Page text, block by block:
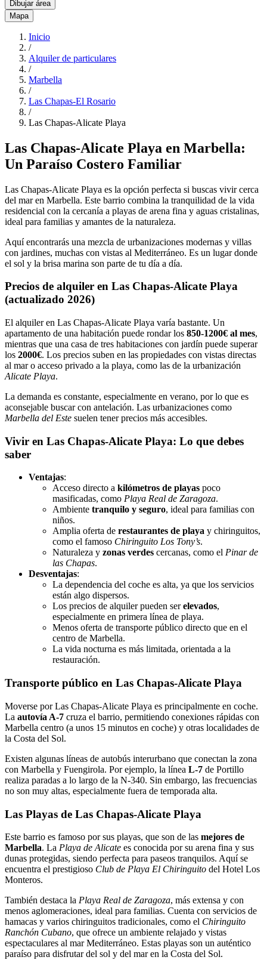
Dibujar área
Mapa
Inicio
/
Alquiler de particulares
/
Marbella
/
Las Chapas-El Rosario
/
Las Chapas-Alicate Playa
Las Chapas-Alicate Playa en Marbella:
Un Paraíso Costero Familiar
Las Chapas-Alicate Playa es la opción perfecta si buscas vivir cerca
del mar en Marbella. Este barrio combina la tranquilidad de la vida
residencial con la cercanía a playas de arena fina y aguas cristalinas,
ideal para familias y amantes de la naturaleza.
Aquí encontrarás una mezcla de urbanizaciones modernas y villas
con jardines, muchas con vistas al Mediterráneo. Es un lugar donde
el sol y la brisa marina son parte de tu día a día.
Precios de alquiler en Las Chapas-Alicate Playa
(actualizado 2026)
El alquiler en Las Chapas-Alicate Playa varía bastante. Un
apartamento de una habitación puede rondar los 850-1200€ al mes,
mientras que una casa de tres habitaciones con jardín puede superar
los 2000€. Los precios suben en las propiedades con vistas directas
al mar o acceso privado a la playa, como las de la urbanización
Alicate Playa.
La demanda es constante, especialmente en verano, por lo que es
aconsejable buscar con antelación. Las urbanizaciones como
Marbella del Este suelen tener precios más accesibles.
Vivir en Las Chapas-Alicate Playa: Lo que debes
saber
Ventajas:
Acceso directo a kilómetros de playas poco
masificadas, como Playa Real de Zaragoza.
Ambiente tranquilo y seguro, ideal para familias con
niños.
Amplia oferta de restaurantes de playa y chiringuitos,
como el famoso Chiringuito Los Tony’s.
Naturaleza y zonas verdes cercanas, como el Pinar de
las Chapas.
Desventajas:
La dependencia del coche es alta, ya que los servicios
están algo dispersos.
Los precios de alquiler pueden serelevados,
especialmente en primera línea de playa.
Menos oferta de transporte público directo que en el
centro de Marbella.
La vida nocturna es más limitada, orientada a la
restauración.
Transporte público en Las Chapas-Alicate Playa
Moverse por Las Chapas-Alicate Playa es principalmente en coche.
La autovía A-7 cruza el barrio, permitiendo conexiones rápidas con
Marbella centro (a unos 15 minutos en coche) y otras localidades de
la Costa del Sol.
Existen algunas líneas de autobús interurbano que conectan la zona
con Marbella y Fuengirola. Por ejemplo, la línea L-7 de Portillo
realiza paradas a lo largo de la N-340. Sin embargo, las frecuencias
no son muy altas, especialmente fuera de temporada alta.
Las Playas de Las Chapas-Alicate Playa
Este barrio es famoso por sus playas, que son de las mejores de
Marbella. La Playa de Alicate es conocida por su arena fina y sus
dunas protegidas, siendo perfecta para paseos tranquilos. Aquí se
encuentra el prestigioso Club de Playa El Chiringuito del Hotel Los
Monteros.
También destaca la Playa Real de Zaragoza, más extensa y con
menos aglomeraciones, ideal para familias. Cuenta con servicios de
hamacas y varios chiringuitos tradicionales, como el Chiringuito
Ranchón Cubano, que ofrece un ambiente relajado y vistas
espectaculares al mar Mediterráneo. Estas playas son un auténtico
paraíso para disfrutar del sol y del mar en la Costa del Sol.